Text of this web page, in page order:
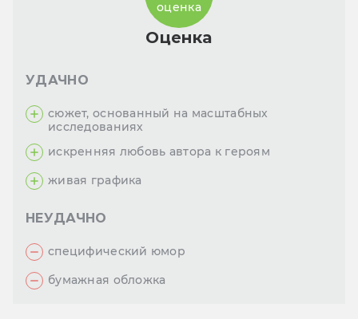
Оценка
оценка
УДАЧНО
сюжет, основанный на масштабных
исследованиях
искренняя любовь автора к героям
живая графика
НЕУДАЧНО
специфический юмор
бумажная обложка